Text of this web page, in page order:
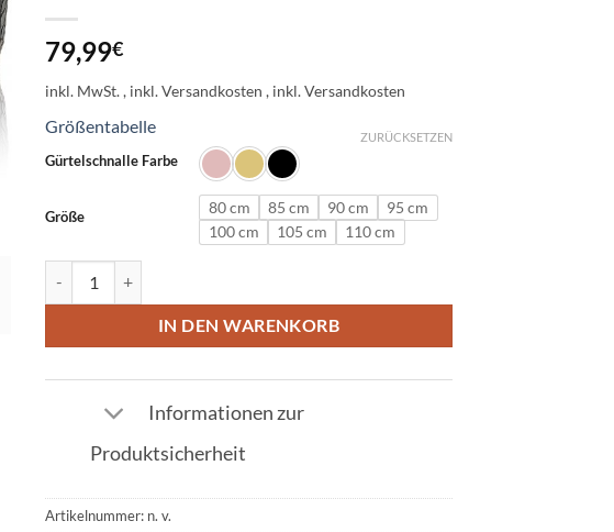
79,99€
inkl. MwSt.
Größentabelle
Gürtelschnalle Farbe
Größe 80 cm 85 cm 90 cm
95 cm
100 cm
105 cm 110 cm
ZURÜCKSETZEN
IN DEN WARENKORB
Informationen zur
Produktsicherheit
Artikelnummer: n. v.